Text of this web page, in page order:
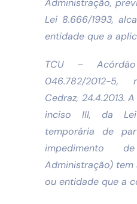
Administração,
Lei 8.666/1993,
entidade que a
TCU – Acórdão
046.782/2012-
Cedraz, 24.4.2013.
inciso III, da Lei
temporária de
impedimento
Administração)
ou entidade que a